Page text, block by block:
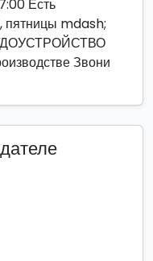
Есть
пятницы mdash;
Звони